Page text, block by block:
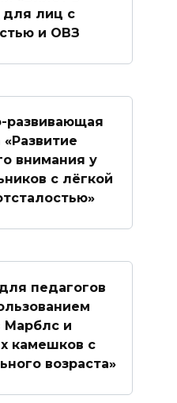
для лиц с
и ОВЗ
развивающая
внимания у
с лёгкой
педагогов
Марблс и
камешков с
возраста»